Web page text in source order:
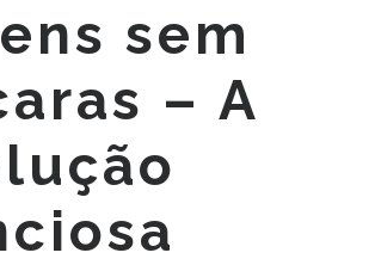
sem
– A